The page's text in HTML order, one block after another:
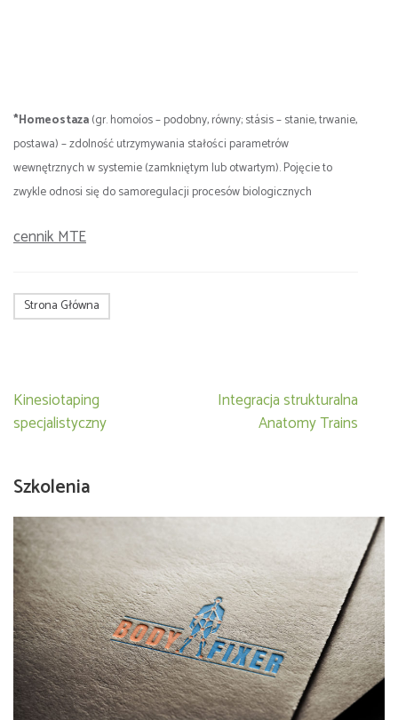
*Homeostaza(gr. homoíos – podobny, równy; stásis – stanie, trwanie,
postawa) – zdolność utrzymywania stałości parametrów
wewnętrznych w systemie (zamkniętym lub otwartym). Pojęcie to
zwykle odnosi się do samoregulacji procesów biologicznych
cennik MTE
Strona Główna
Nawigacja
wpisu
Kinesiotaping
specjalistyczny
Integracja strukturalna
Anatomy Trains
Szkolenia